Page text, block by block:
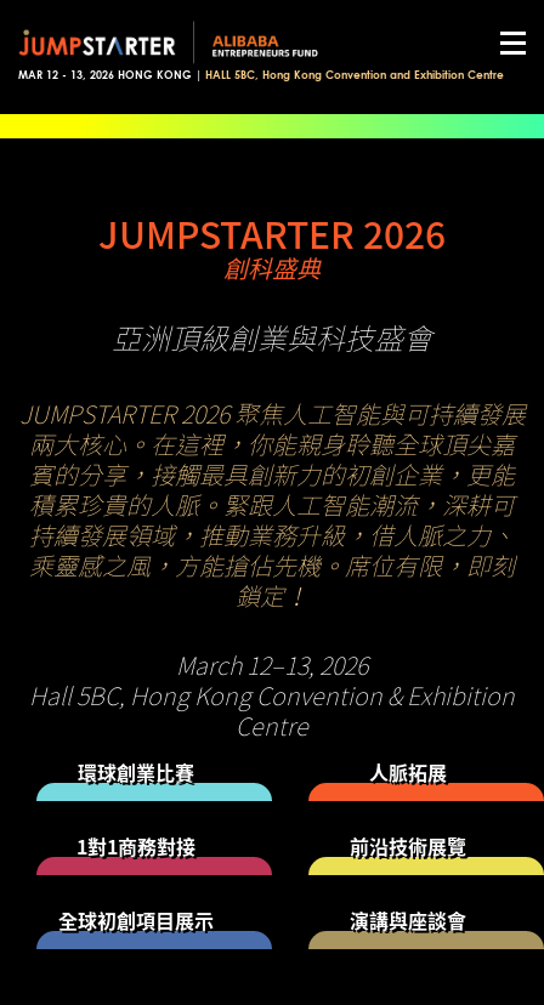
MAR 12 - 13, 2026 HONG KONG | HALL 5BC, Hong Kong Convention and Exhibition Centre
JUMPSTARTER 2026
創科盛典
亞洲頂級創業與科技盛會
JUMPSTARTER 2026 聚焦人工智能與可持續發展
兩大核心。在這裡，你能親身聆聽全球頂尖嘉
賓的分享，接觸最具創新力的初創企業，更能
積累珍貴的人脈。緊跟人工智能潮流，深耕可
持續發展領域，推動業務升級，借人脈之力、
乘靈感之風，方能搶佔先機。席位有限，即刻
鎖定！
March 12–13, 2026
Hall 5BC, Hong Kong Convention & Exhibition
Centre
環球創業比賽 人脈拓展
1對1商務對接 前沿技術展覽
全球初創項目展示 演講與座談會